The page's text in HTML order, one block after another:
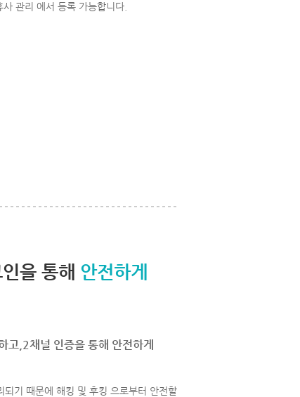
관리 에서 등록 가능합니다.
을 통해 안전하게
고,2채널 인증을 통해 안전하게
되기 때문에 해킹 및 후킹 으로부터 안전할